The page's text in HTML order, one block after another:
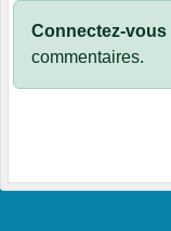
Connectez-vous
commentaires.